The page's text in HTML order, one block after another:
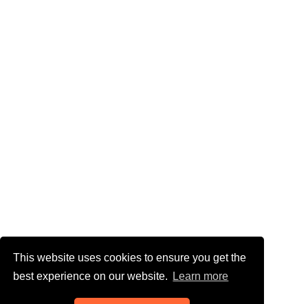
This website uses cookies to ensure you get the
best experience on our website.
Learn more